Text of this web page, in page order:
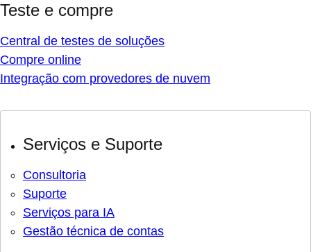
Teste e compre
Central de testes de soluções
Compre online
Integração com provedores de nuvem
Serviços e Suporte
Consultoria
Suporte
Serviços para IA
Gestão técnica de contas